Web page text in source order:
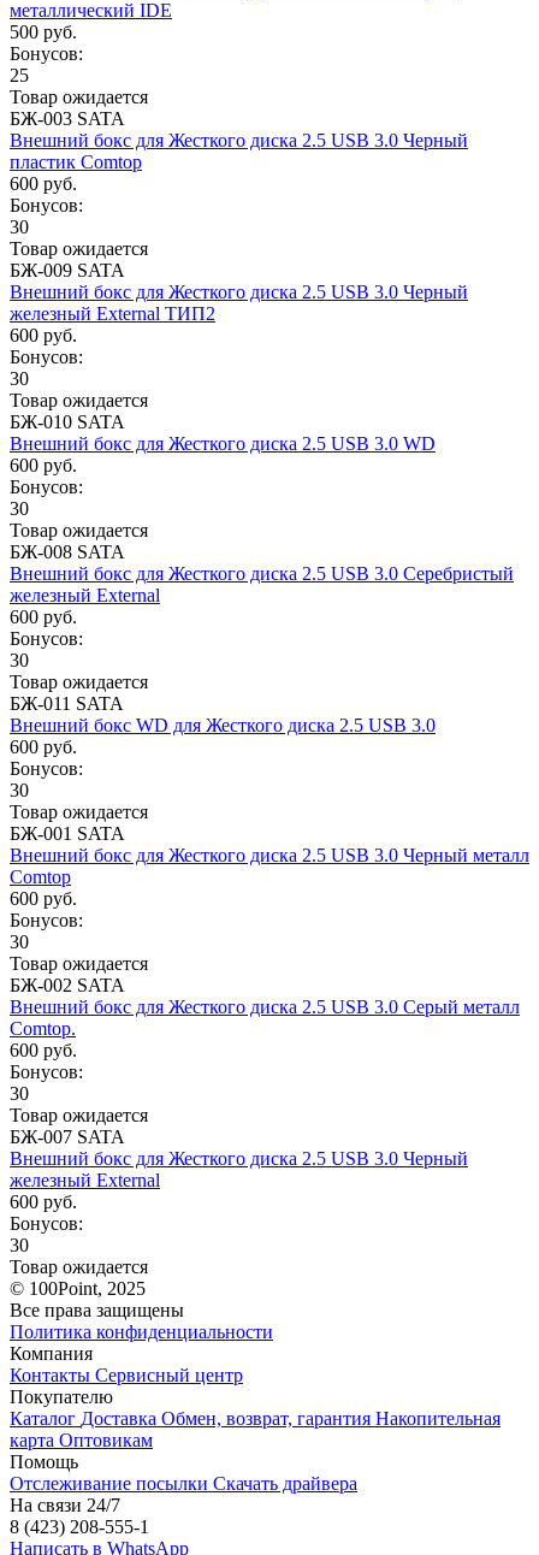
металлический IDE
500 руб.
Бонусов:
25
Товар ожидается
БЖ-003 SATA
Внешний бокс для Жесткого диска 2.5 USB 3.0 Черный
пластик Comtop
600 руб.
Бонусов:
30
Товар ожидается
БЖ-009 SATA
Внешний бокс для Жесткого диска 2.5 USB 3.0 Черный
железный External ТИП2
600 руб.
Бонусов:
30
Товар ожидается
БЖ-010 SATA
Внешний бокс для Жесткого диска 2.5 USB 3.0 WD
600 руб.
Бонусов:
30
Товар ожидается
БЖ-008 SATA
Внешний бокс для Жесткого диска 2.5 USB 3.0 Серебристый
железный External
600 руб.
Бонусов:
30
Товар ожидается
БЖ-011 SATA
Внешний бокс WD для Жесткого диска 2.5 USB 3.0
600 руб.
Бонусов:
30
Товар ожидается
БЖ-001 SATA
Внешний бокс для Жесткого диска 2.5 USB 3.0 Черный металл
Comtop
600 руб.
Бонусов:
30
Товар ожидается
БЖ-002 SATA
Внешний бокс для Жесткого диска 2.5 USB 3.0 Серый металл
Comtop.
600 руб.
Бонусов:
30
Товар ожидается
БЖ-007 SATA
Внешний бокс для Жесткого диска 2.5 USB 3.0 Черный
железный External
600 руб.
Бонусов:
30
Товар ожидается
© 100Point, 2025
Все права защищены
Политика конфиденциальности
Компания
Контакты Сервисный центр
Покупателю
Каталог Доставка Обмен, возврат, гарантия Накопительная
карта Оптовикам
Помощь
Отслеживание посылки Скачать драйвера
На связи 24/7
8 (423) 208-555-1
Написать в WhatsApp